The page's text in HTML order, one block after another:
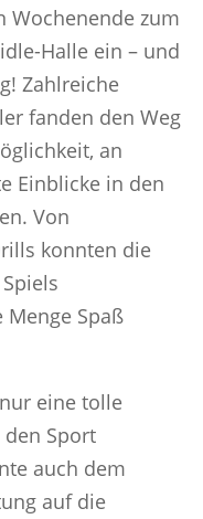
Wochenende zum
Halle ein – und
Zahlreiche
fanden den Weg
an
Einblicke in den
Von
konnten die
Spaß
eine tolle
Sport
auch dem
auf die